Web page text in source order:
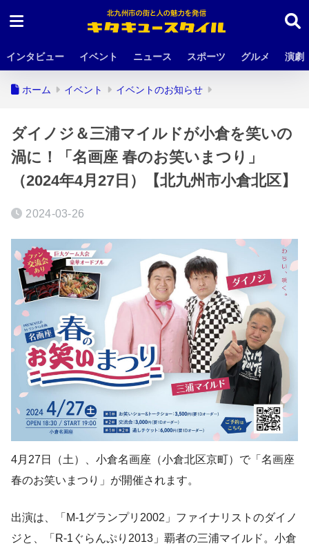
インタビュー イベント ニュース スポーツ グルメ 演劇
ホーム イベント イベントのお知らせ
ダイノジ＆三浦マイルドが小倉を笑いの
渦に！「名画座 春のお笑いまつり」
（2024年4月27日）【北九州市小倉北区】
2024-03-26
4月27日（土）、小倉名画座（小倉北区京町）で「名画座
春のお笑いまつり」が開催されます。
出演は、「M-1グランプリ2002」ファイナリストのダイノ
ジと、「R-1ぐらんぷり2013」覇者の三浦マイルド。小倉